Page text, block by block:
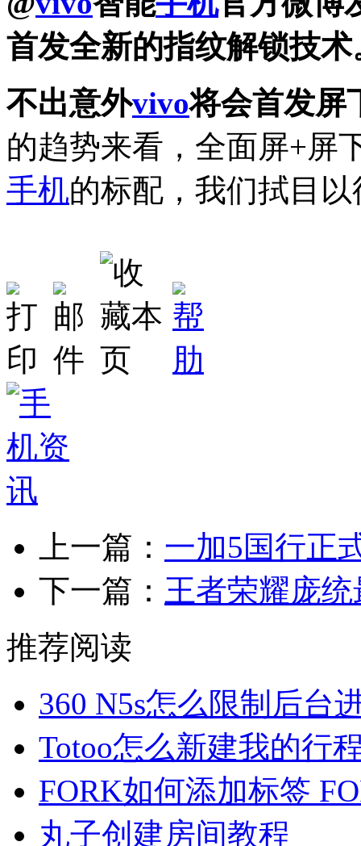
首发全新的指纹解锁技术
不出意外vivo将会首发屏
的趋势来看，全面屏+屏
手机的标配，我们拭目
上一篇： 一加5国行正
下一篇： 王者荣耀庞
推荐阅读
360 N5s怎么限制后台
Totoo怎么新建我的行
FORK如何添加标签
丸子创建房间教程